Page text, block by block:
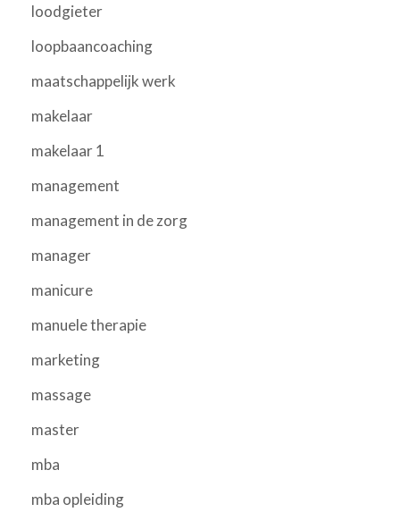
loodgieter
loopbaancoaching
maatschappelijk werk
makelaar
makelaar 1
management
management in de zorg
manager
manicure
manuele therapie
marketing
massage
master
mba
mba opleiding